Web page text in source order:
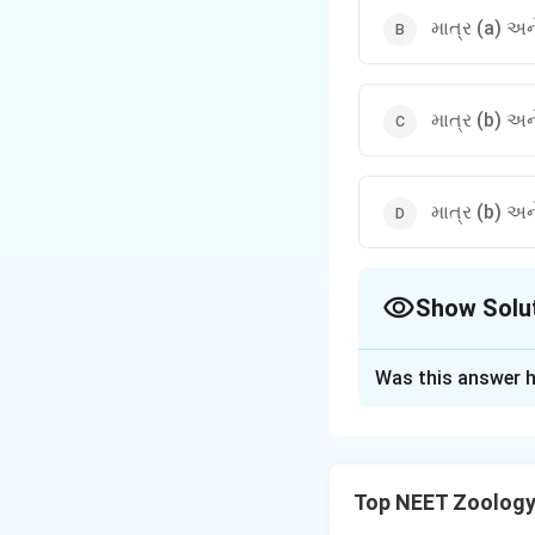
માત્ર (a)
માત્ર (b)
માત્ર (b)
Show
આંતરક્રિયા કરે છે)
Was this answer
Top NEET